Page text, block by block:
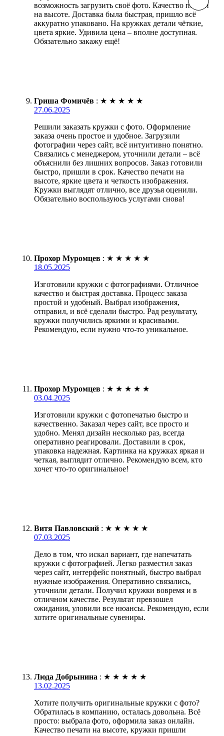
возможность загрузить своё фото. Качество печати
на высоте. Доставка была быстрая, пришло всё
аккуратно упаковано. На кружках детали чёткие,
цвета яркие. Удивила цена – вполне доступная.
Обязательно закажу ещё!
Гриша Фомичёв : ★ ★ ★ ★ ★
27.06.2025
Решили заказать кружки с фото. Оформление
заказа очень простое и удобное. Загрузили
фотографии через сайт, всё интуитивно понятно.
Связались с менеджером, уточнили детали – всё
объяснили без лишних вопросов. Заказ готовили
быстро, пришли в срок. Качество печати на
высоте, яркие цвета и четкость изображения.
Кружки выглядят отлично, все друзья оценили.
Обязательно воспользуюсь услугами снова!
Прохор Муромцев : ★ ★ ★ ★ ★
18.05.2025
Изготовили кружки с фотографиями. Отличное
качество и быстрая доставка. Процесс заказа
простой и удобный. Выбрал изображения,
отправил, и всё сделали быстро. Рад результату,
кружки получились яркими и красивыми.
Рекомендую, если нужно что-то уникальное.
Прохор Муромцев : ★ ★ ★ ★ ★
03.04.2025
Изготовили кружки с фотопечатью быстро и
качественно. Заказал через сайт, все просто и
удобно. Менял дизайн несколько раз, всегда
оперативно реагировали. Доставили в срок,
упаковка надежная. Картинка на кружках яркая и
четкая, выглядит отлично. Рекомендую всем, кто
хочет что-то оригинальное!
Витя Павловский : ★ ★ ★ ★ ★
07.03.2025
Дело в том, что искал вариант, где напечатать
кружки с фотографией. Легко разместил заказ
через сайт, интерфейс понятный, быстро выбрал
нужные изображения. Оперативно связались,
уточнили детали. Получил кружки вовремя и в
отличном качестве. Результат превзошел
ожидания, уловили все нюансы. Рекомендую, если
хотите оригинальные сувениры.
Люда Добрынина : ★ ★ ★ ★ ★
13.02.2025
Хотите получить оригинальные кружки с фото?
Обратилась в компанию, осталась довольна. Всё
просто: выбрала фото, оформила заказ онлайн.
Качество печати на высоте, кружки пришли